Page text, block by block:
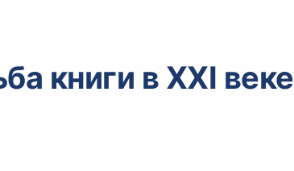
книги в XXI веке